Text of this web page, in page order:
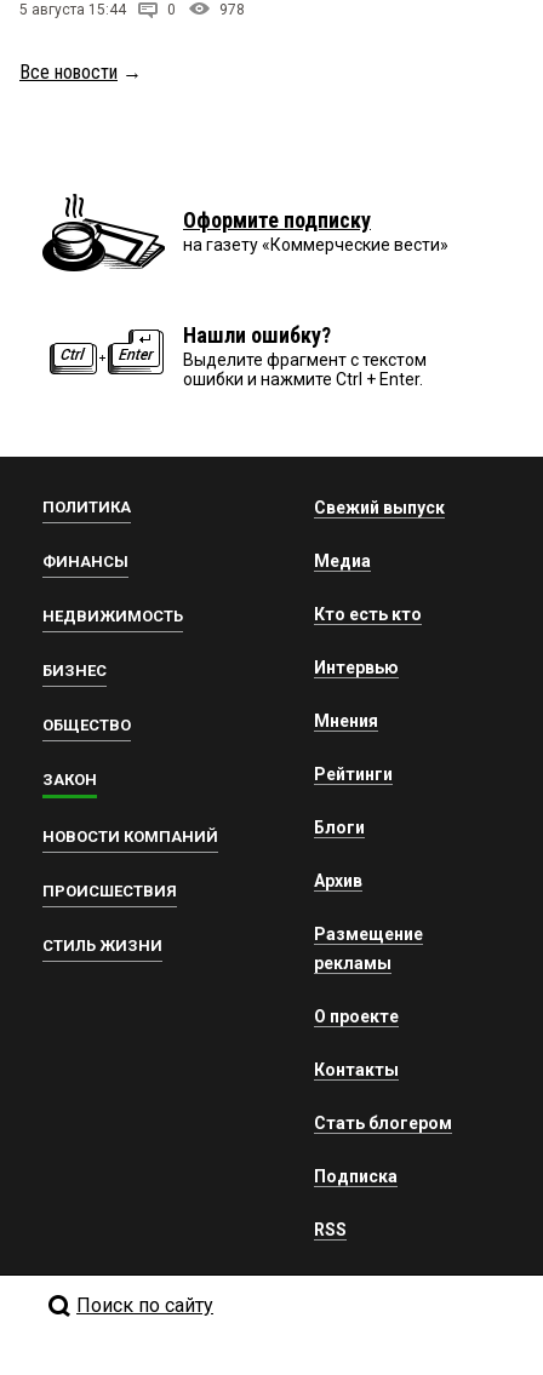
5 августа 15:44 0 978
Все новости →
Оформите подписку
на газету «Коммерческие вести»
Нашли ошибку?
Выделите фрагмент с текстом
ошибки и нажмите Ctrl + Enter.
ПОЛИТИКА
ФИНАНСЫ
НЕДВИЖИМОСТЬ
БИЗНЕС
ОБЩЕСТВО
ЗАКОН
НОВОСТИ КОМПАНИЙ
ПРОИСШЕСТВИЯ
СТИЛЬ ЖИЗНИ
Свежий выпуск
Медиа
Кто есть кто
Интервью
Мнения
Рейтинги
Блоги
Архив
Размещение
рекламы
О проекте
Контакты
Стать блогером
Подписка
RSS
Поиск по сайту